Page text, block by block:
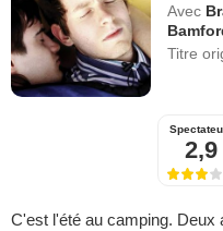
Avec
Titre
2,9
C'est l'été au camping. Deux